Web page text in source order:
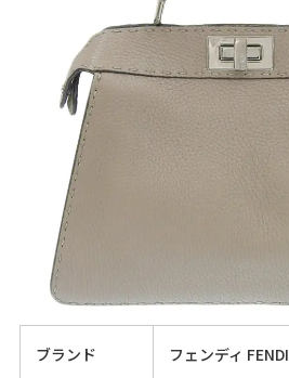
ブランド フェンディ FENDI